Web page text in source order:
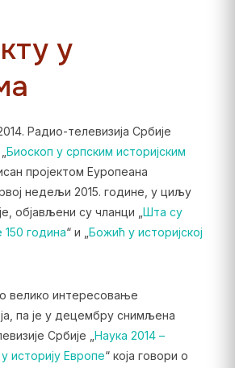
у
Радио-телевизија Србије
Биоскоп у српским историјским
пројектом Еуропеана
недељи 2015. године, у циљу
објављени су чланци „ Шта су
година“ и „ Божић у историјској
велико интересовање
па је у децембру снимљена
Србије „ Наука 2014 –
историју Европе“ која говори о